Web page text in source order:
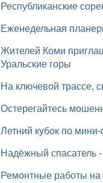
Республиканские
Еженедельная
Жителей Коми приглашают показать «СВОЕ место силы» и выиграть вертолётное путешествие на
Уральские горы
На ключевой
Остерегайтесь
Летний кубок по
Надёжный
Ремонтные работы